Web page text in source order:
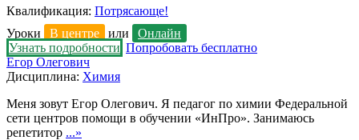
Квалификация: Потрясающе!
Уроки
В центре или
Онлайн
Узнать подробности Попробовать бесплатно
Егор Олегович
Дисциплина: Химия
Меня зовут Егор Олегович. Я педагог по химии Федеральной
сети центров помощи в обучении «ИнПро». Занимаюсь
репетитор ...»